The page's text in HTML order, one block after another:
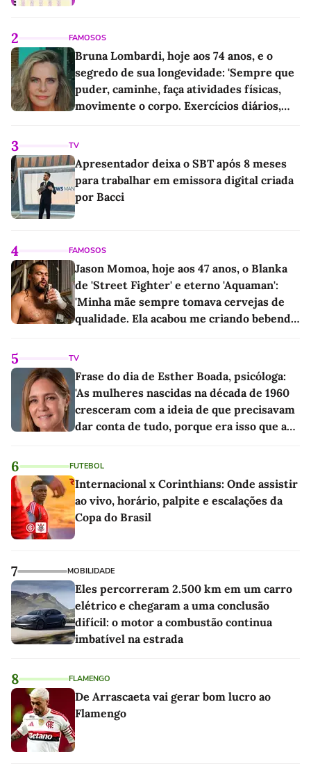
2 FAMOSOS
Bruna Lombardi, hoje aos 74 anos, e o
segredo de sua longevidade: 'Sempre que
puder, caminhe, faça atividades físicas,
movimente o corpo. Exercícios diários,
3 TV
Apresentador deixa o SBT após 8 meses
para trabalhar em emissora digital criada
por Bacci
4 FAMOSOS
Jason Momoa, hoje aos 47 anos, o Blanka
de 'Street Fighter' e eterno 'Aquaman':
'Minha mãe sempre tomava cervejas de
qualidade. Ela acabou me criando bebendo
5 TV
Frase do dia de Esther Boada, psicóloga:
'As mulheres nascidas na década de 1960
cresceram com a ideia de que precisavam
dar conta de tudo, porque era isso que a
6 FUTEBOL
Internacional x Corinthians: Onde assistir
ao vivo, horário, palpite e escalações da
Copa do Brasil
7 MOBILIDADE
Eles percorreram 2.500 km em um carro
elétrico e chegaram a uma conclusão
difícil: o motor a combustão continua
imbatível na estrada
8 FLAMENGO
De Arrascaeta vai gerar bom lucro ao
Flamengo